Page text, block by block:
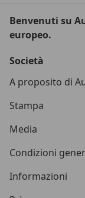
Benvenuti su
europeo.
Società
A proposito di
Stampa
Media
Condizioni
Informazioni